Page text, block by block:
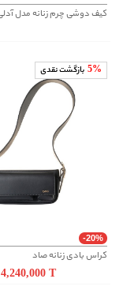
5% بازگشت نقدی
-20%
کراس بادی زنانه صاد
T 4,240,000